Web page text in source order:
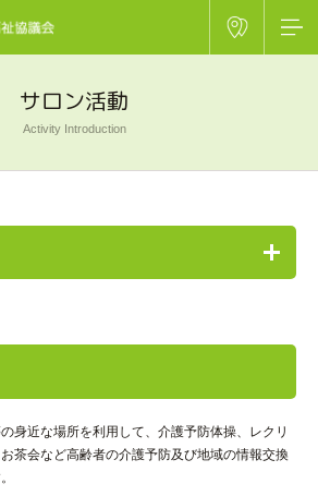
サロン活動
Activity Introduction
身近な場所を利用して、介護予防体操、レクリ
茶会など高齢者の介護予防及び地域の情報交換